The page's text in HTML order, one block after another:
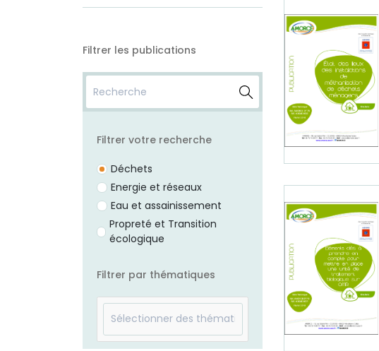
Filtrer les publications
Filtrer votre recherche
Déchets
Energie et réseaux
Eau et assainissement
Propreté et Transition
écologique
Filtrer par thématiques